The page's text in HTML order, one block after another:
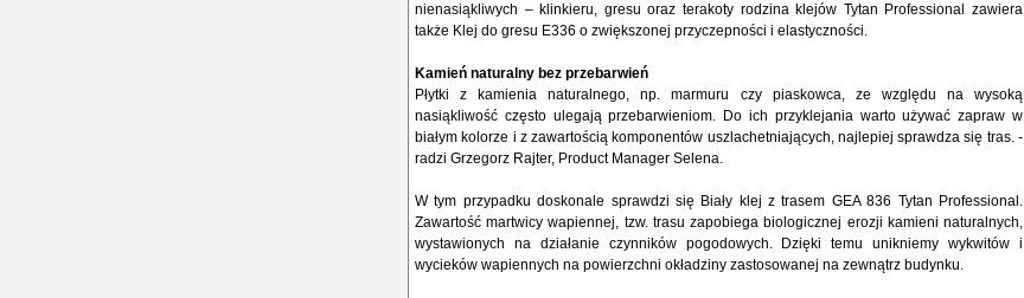
nienasiąkliwych – klinkieru, gresu oraz terakoty rodzina klejów Tytan Professional zawiera
także Klej do gresu E336 o zwiększonej przyczepności i elastyczności.
Kamień naturalny bez przebarwień
Płytki z kamienia naturalnego, np. marmuru czy piaskowca, ze względu na wysoką
nasiąkliwość często ulegają przebarwieniom. Do ich przyklejania warto używać zapraw w
białym kolorze i z zawartością komponentów uszlachetniających, najlepiej sprawdza się tras. -
radzi Grzegorz Rajter, Product Manager Selena.
W tym przypadku doskonale sprawdzi się Biały klej z trasem GEA 836 Tytan Professional.
Zawartość martwicy wapiennej, tzw. trasu zapobiega biologicznej erozji kamieni naturalnych,
wystawionych na działanie czynników pogodowych. Dzięki temu unikniemy wykwitów i
wycieków wapiennych na powierzchni okładziny zastosowanej na zewnątrz budynku.